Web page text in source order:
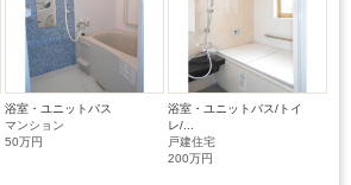
浴室・ユニットバス
マンション
50万円
浴室・ユニットバス/トイ
レ/...
戸建住宅
200万円